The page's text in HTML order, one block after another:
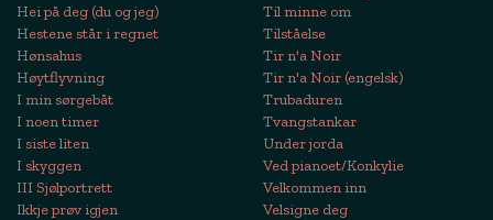
Hei på deg (du og jeg)
Hestene står i regnet
Hønsahus
Høytflyvning
I min sørgebåt
I noen timer
I siste liten
I skyggen
III Sjølportrett
Ikkje prøv igjen
Til minne om
Tilståelse
Tir n'a Noir
Tir n'a Noir (engelsk)
Trubaduren
Tvangstankar
Under jorda
Ved pianoet/Konkylie
Velkommen inn
Velsigne deg